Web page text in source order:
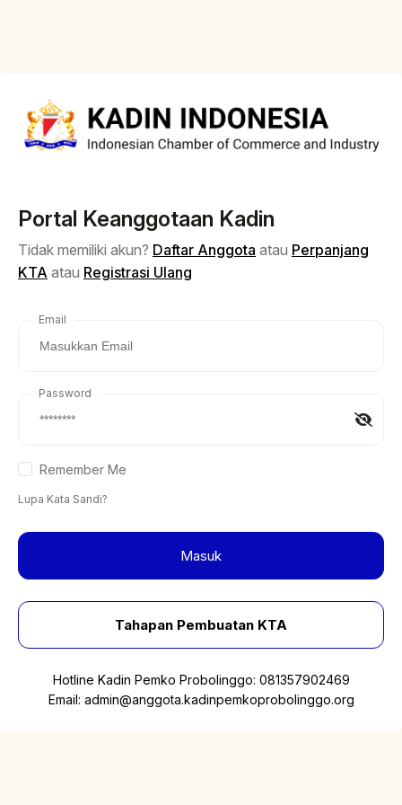
Portal Keanggotaan Kadin
Tidak memiliki akun? Daftar Anggota atau Perpanjang
KTA atau Registrasi Ulang
Email
Password
Remember Me
Lupa Kata Sandi?
Masuk
Tahapan Pembuatan KTA
Hotline Kadin Pemko Probolinggo: 081357902469
Email: admin@anggota.kadinpemkoprobolinggo.org